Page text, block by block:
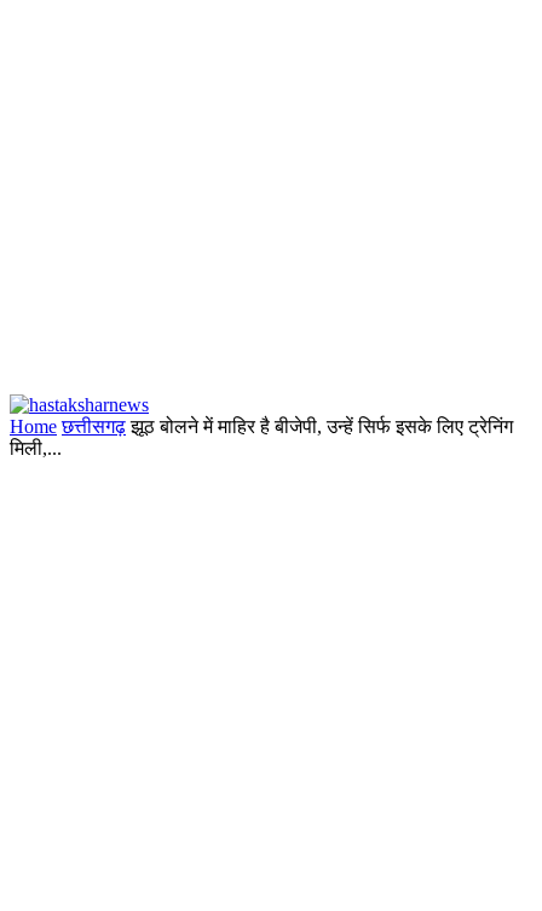
Home छत्तीसगढ़ झूठ बोलने में माहिर है बीजेपी, उन्हें सिर्फ इसके लिए ट्रेनिंग
मिली,...